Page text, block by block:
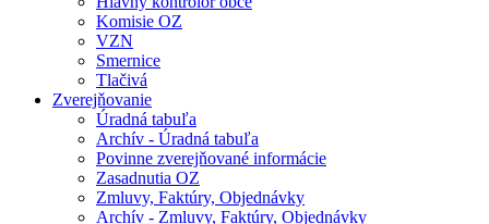
Komisie OZ
VZN
Smernice
Tlačivá
Zverejňovanie
Úradná tabuľa
Archív - Úradná tabuľa
Povinne zverejňované informácie
Zasadnutia OZ
Zmluvy, Faktúry, Objednávky
Archív - Zmluvy, Faktúry, Objednávky